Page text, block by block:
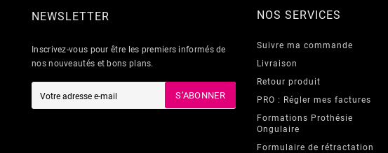
NEWSLETTER
Inscrivez-vous pour être les premiers informés de
nos nouveautés et bons plans.
S’ABONNER
NOS SERVICES
Suivre ma commande
Livraison
Retour produit
PRO : Régler mes factures
Formations Prothésie
Ongulaire
Formulaire de rétractation